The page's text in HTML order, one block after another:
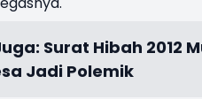
Surat Hibah 2012
Jadi Polemik